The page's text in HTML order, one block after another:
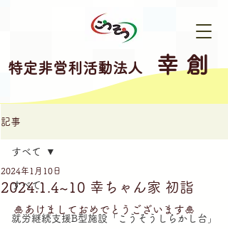
特定非営利活動法人 幸 創
記事
すべて
就労継続支援B型施設「こうそうしらかし台」
すべて
2024.1.4~10 幸ちゃん家 初詣
2024年1月10日
🎍あけましておめでとうございます🎍